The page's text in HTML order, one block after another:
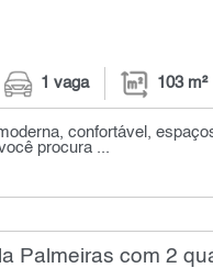
1 vaga 103 m²
confortável,
procura ...
Palmeiras com 2